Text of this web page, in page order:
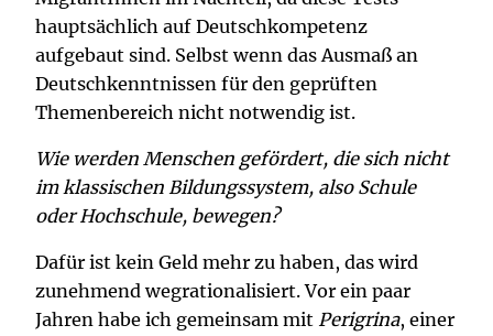
hauptsächlich auf Deutschkompetenz
aufgebaut sind. Selbst wenn das Ausmaß an
Deutschkenntnissen für den geprüften
Themenbereich nicht notwendig ist.
Wie werden Menschen gefördert, die sich nicht
im klassischen Bildungssystem, also Schule
oder Hochschule, bewegen?
Dafür ist kein Geld mehr zu haben, das wird
zunehmend wegrationalisiert. Vor ein paar
Jahren habe ich gemeinsam mit Perigrina, einer